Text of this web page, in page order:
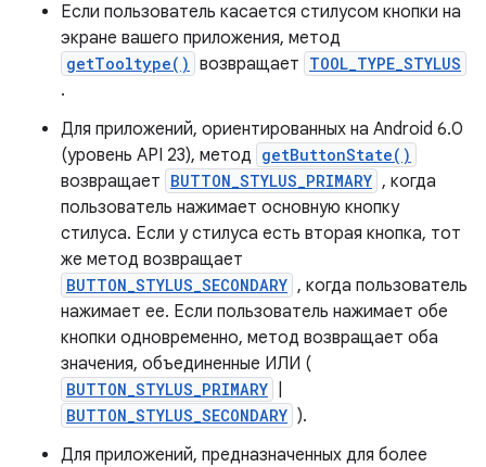
Если пользователь касается стилусом кнопки на
экране вашего приложения, метод
getTooltype() возвращает TOOL_TYPE_STYLUS
.
Для приложений, ориентированных на Android 6.0
(уровень API 23), метод getButtonState()
возвращает BUTTON_STYLUS_PRIMARY , когда
пользователь нажимает основную кнопку
стилуса. Если у стилуса есть вторая кнопка, тот
же метод возвращает
BUTTON_STYLUS_SECONDARY , когда пользователь
нажимает ее. Если пользователь нажимает обе
кнопки одновременно, метод возвращает оба
значения, объединенные ИЛИ (
BUTTON_STYLUS_PRIMARY
BUTTON_STYLUS_SECONDARY ).
Для приложений, предназначенных для более